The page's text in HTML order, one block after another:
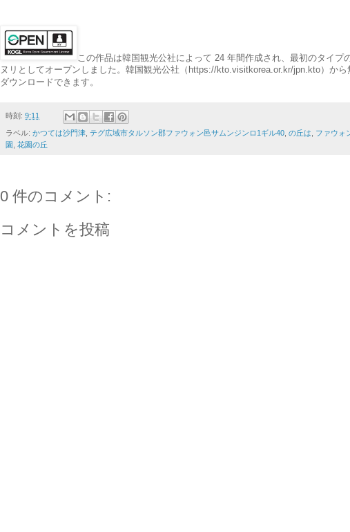
この作品は韓国観光公社によって 24 年間作成され、最初のタイプ
ヌリとしてオープンしました。韓国観光公社（https://kto.visitkorea.or.kr/jpn.kto）から
ダウンロードできます。
時刻: 9:11
ラベル: かつては沙門津 テグ広域市タルソン郡ファウォン邑サムンジンロ1ギル40 の丘は ファウォ
園
花園の丘
0 件のコメント:
コメントを投稿